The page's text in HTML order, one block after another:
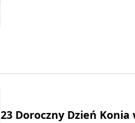
23 Doroczny Dzień Konia